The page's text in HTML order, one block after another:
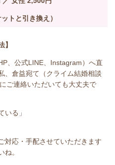
トと引き換え）
】
、公式LINE、Instagram）へ直
、倉益宛て（クライム結婚相談
ご連絡いただいても大丈夫で
いる」
対応・手配させていただきます
ね。